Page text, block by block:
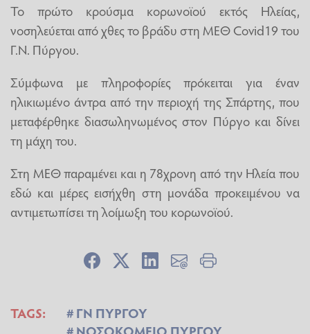
Το πρώτο κρούσμα κορωνοϊού εκτός Ηλείας,
νοσηλεύεται από χθες το βράδυ στη ΜΕΘ Covid19 του
Γ.Ν. Πύργου.
Σύμφωνα με πληροφορίες πρόκειται για έναν
ηλικιωμένο άντρα από την περιοχή της Σπάρτης, που
μεταφέρθηκε διασωληνωμένος στον Πύργο και δίνει
τη μάχη του.
Στη ΜΕΘ παραμένει και η 78χρονη από την Ηλεία που
εδώ και μέρες εισήχθη στη μονάδα προκειμένου να
αντιμετωπίσει τη λοίμωξη του κορωνοϊού.
TAGS:
ΓΝ ΠΥΡΓΟΥ